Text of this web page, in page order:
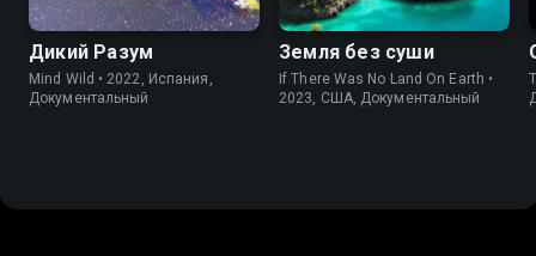
Дикий Разум
Mind Wild • 2022, Испания,
Документальный
Земля без суши
If There Was No Land On Earth •
2023, США, Документальный